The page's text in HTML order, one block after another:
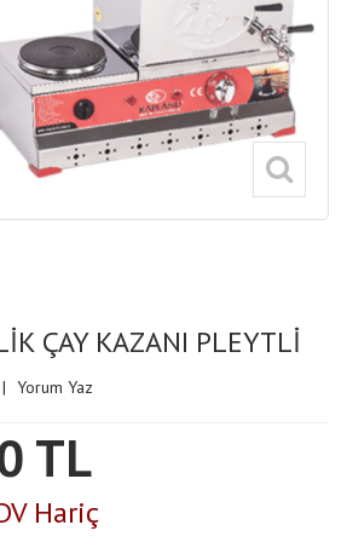
ÇAY KAZANI PLEYTLİ
| Yorum Yaz
TL
Hariç